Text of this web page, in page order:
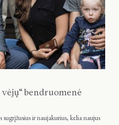
bendruomenė
ir naujakurius, kelia naujus